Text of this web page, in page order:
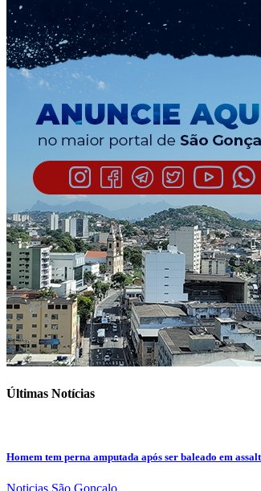
Últimas Notícias
Homem tem perna amputada após ser baleado em
Noticias São Gonçalo